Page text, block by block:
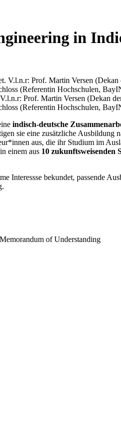
in
Prof. Martin Versen (Dekan
(Referentin Hochschulen,
indisch-deutsche
sie eine zusätzliche
aus, die ihr Studium im
einem aus 10 zukunftsweisenden
Interessse bekundet, passende
of Understanding